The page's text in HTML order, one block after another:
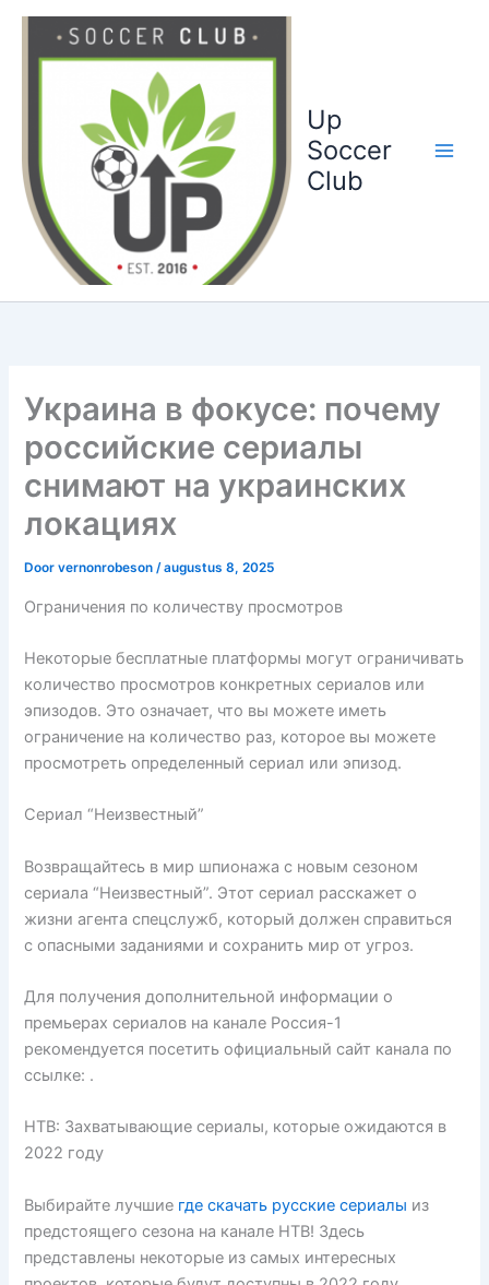
Up
Soccer
Club
Украина в фокусе: почему
российские сериалы
снимают на украинских
локациях
Doorvernonrobeson/augustus 8, 2025
Ограничения по количеству просмотров
Некоторые бесплатные платформы могут ограничивать
количество просмотров конкретных сериалов или
эпизодов. Это означает, что вы можете иметь
ограничение на количество раз, которое вы можете
просмотреть определенный сериал или эпизод.
Сериал “Неизвестный”
Возвращайтесь в мир шпионажа с новым сезоном
сериала “Неизвестный”. Этот сериал расскажет о
жизни агента спецслужб, который должен справиться
с опасными заданиями и сохранить мир от угроз.
Для получения дополнительной информации о
премьерах сериалов на канале Россия-1
рекомендуется посетить официальный сайт канала по
ссылке: .
НТВ: Захватывающие сериалы, которые ожидаются в
2022 году
Выбирайте лучшие где скачать русские сериалы из
предстоящего сезона на канале НТВ! Здесь
представлены некоторые из самых интересных